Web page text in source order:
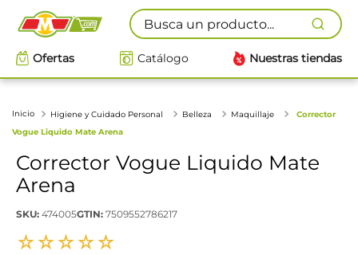
Busca un producto...
Ofertas Catálogo Nuestras tiendas
Higiene y Cuidado Personal Belleza Maquillaje
Corrector
Vogue Liquido Mate Arena
Corrector Vogue Liquido Mate
Arena
SKU: 474005GTIN: 7509552786217
☆☆☆☆☆